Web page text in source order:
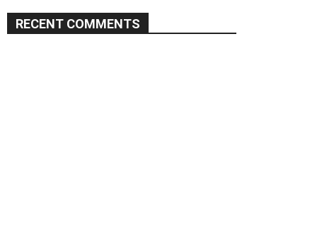
RECENT COMMENTS